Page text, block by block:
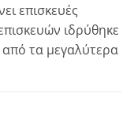
επισκευές
ιδρύθηκε
από τα μεγαλύτερα